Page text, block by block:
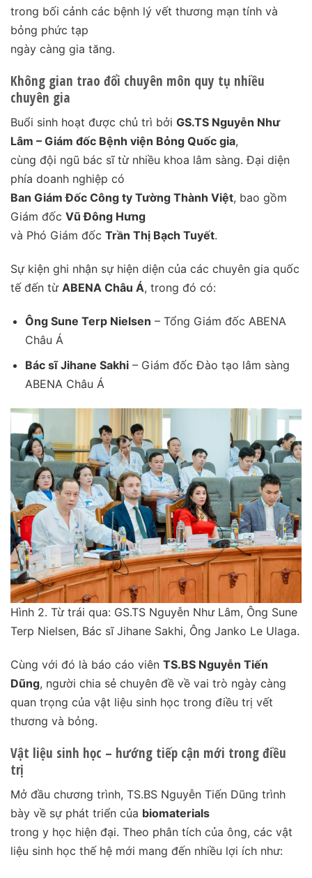
trong bối cảnh các bệnh lý vết thương mạn tính và
bỏng phức tạp
ngày càng gia tăng.
Không gian trao đổi chuyên môn quy tụ nhiều
chuyên gia
Buổi sinh hoạt được chủ trì bởi GS.TS Nguyễn Như
Lâm – Giám đốc Bệnh viện Bỏng Quốc gia,
cùng đội ngũ bác sĩ từ nhiều khoa lâm sàng. Đại diện
phía doanh nghiệp có
Ban Giám Đốc Công ty Tường Thành Việt, bao gồm
Giám đốc Vũ Đông Hưng
và Phó Giám đốc Trần Thị Bạch Tuyết.
Sự kiện ghi nhận sự hiện diện của các chuyên gia quốc
tế đến từ ABENA Châu Á, trong đó có:
Ông Sune Terp Nielsen – Tổng Giám đốc ABENA
Châu Á
Bác sĩ Jihane Sakhi– Giám đốc Đào tạo lâm sàng
ABENA Châu Á
Hình 2. Từ trái qua: GS.TS Nguyễn Như Lâm, Ông Sune
Terp Nielsen, Bác sĩ Jihane Sakhi, Ông Janko Le Ulaga.
Cùng với đó là báo cáo viên TS.BS Nguyễn Tiến
Dũng, người chia sẻ chuyên đề về vai trò ngày càng
quan trọng của vật liệu sinh học trong điều trị vết
thương và bỏng.
Vật liệu sinh học – hướng tiếp cận mới trong điều
trị
Mở đầu chương trình, TS.BS Nguyễn Tiến Dũng trình
bày về sự phát triển của biomaterials
trong y học hiện đại. Theo phân tích của ông, các vật
liệu sinh học thế hệ mới mang đến nhiều lợi ích như: